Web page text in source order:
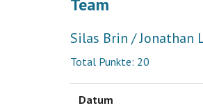
Silas Brin / Jonathan
Total Punkte: 20
Datum